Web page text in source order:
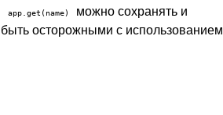
app.get(name)
можно сохранять и
осторожными с использованием